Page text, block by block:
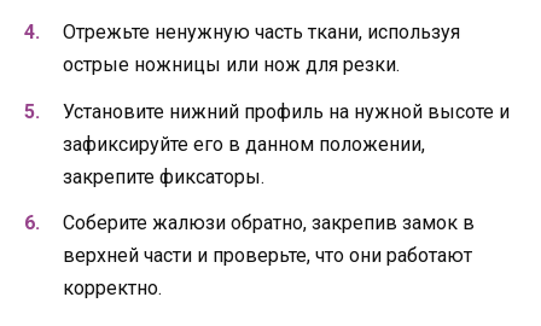
Отрежьте ненужную часть ткани, используя
острые ножницы или нож для резки.
Установите нижний профиль на нужной высоте и
зафиксируйте его в данном положении,
закрепите фиксаторы.
Соберите жалюзи обратно, закрепив замок в
верхней части и проверьте, что они работают
корректно.